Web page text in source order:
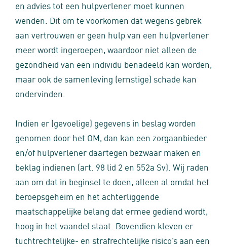
en advies tot een hulpverlener moet kunnen
wenden. Dit om te voorkomen dat wegens gebrek
aan vertrouwen er geen hulp van een hulpverlener
meer wordt ingeroepen, waardoor niet alleen de
gezondheid van een individu benadeeld kan worden,
maar ook de samenleving (ernstige) schade kan
ondervinden.
Indien er (gevoelige) gegevens in beslag worden
genomen door het OM, dan kan een zorgaanbieder
en/of hulpverlener daartegen bezwaar maken en
beklag indienen (art. 98 lid 2 en 552a Sv). Wij raden
aan om dat in beginsel te doen, alleen al omdat het
beroepsgeheim en het achterliggende
maatschappelijke belang dat ermee gediend wordt,
hoog in het vaandel staat. Bovendien kleven er
tuchtrechtelijke- en strafrechtelijke risico’s aan een